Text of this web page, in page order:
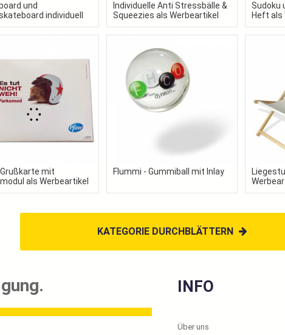
und
individuell
in Ihrem Design
Individuelle Anti Stressbälle &
Squeezies als Werbeartikel
Sudoku
Heft als
mit
als Werbeartikel
Flummi - Gummiball mit Inlay
KATEGORIE DURCHBLÄTTERN
INFO
Über uns